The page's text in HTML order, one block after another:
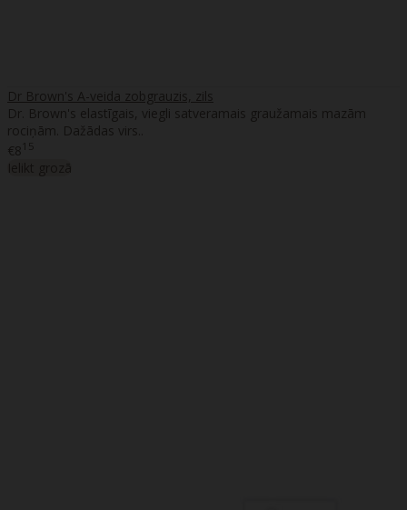
Dr Brown's A-veida zobgrauzis, zils
Dr. Brown's elastīgais, viegli satveramais graužamais mazām
rociņām. Dažādas virs..
€8 15
Ielikt grozā